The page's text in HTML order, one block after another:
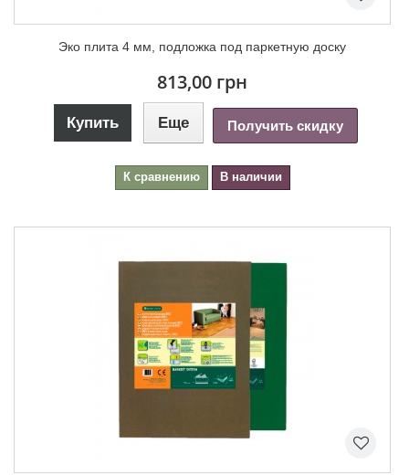
Эко плита 4 мм, подложка под паркетную доску
813,00 грн
Купить Еще Получить скидку
К сравнению В наличии